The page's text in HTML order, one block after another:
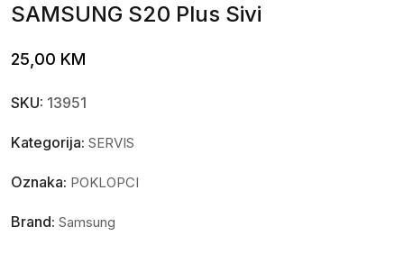
SAMSUNG S20 Plus Sivi
25,00 KM
SKU: 13951
Kategorija: SERVIS
Oznaka: POKLOPCI
Brand: Samsung